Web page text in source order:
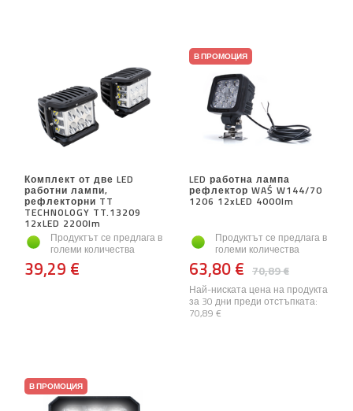
Комплект от две LED
работни лампи,
рефлекторни TT
TECHNOLOGY TT.13209
12xLED 2200lm
Продуктът се предлага в
големи количества
39,29 €
В ПРОМОЦИЯ
LED работна лампа
рефлектор WAŚ W144/70
1206 12xLED 4000lm
Продуктът се предлага в
големи количества
70,89 €
63,80 €
Най-ниската цена на продукта
за 30 дни преди отстъпката:
70,89 €
В ПРОМОЦИЯ